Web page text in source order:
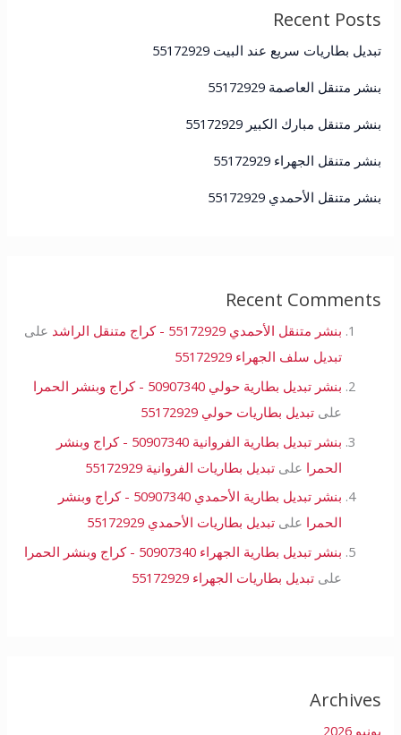
Recent Posts
تبديل بطاريات سريع عند البيت 55172929
بنشر متنقل العاصمة 55172929
بنشر متنقل مبارك الكبير 55172929
بنشر متنقل الجهراء 55172929
بنشر متنقل الأحمدي 55172929
Recent Comments
بنشر متنقل الأحمدي 55172929 - كراج متنقل الراشد
على
تبديل سلف الجهراء 55172929
بنشر تبديل بطارية حولي 50907340 - كراج وبنشر الحمرا
علىتبديل بطاريات حولي 55172929
بنشر تبديل بطارية الفروانية 50907340 - كراج وبنشر
الحمرا علىتبديل بطاريات الفروانية 55172929
بنشر تبديل بطارية الأحمدي 50907340 - كراج وبنشر
الحمرا علىتبديل بطاريات الأحمدي 55172929
بنشر تبديل بطارية الجهراء 50907340 - كراج وبنشر الحمرا
علىتبديل بطاريات الجهراء 55172929
Archives
يونيو 2026